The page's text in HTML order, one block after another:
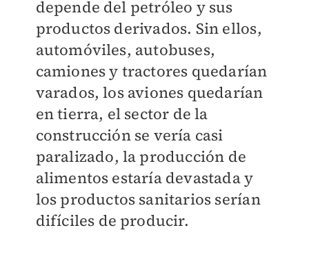
depende del petróleo y sus
productos derivados. Sin ellos,
automóviles, autobuses,
camiones y tractores quedarían
varados, los aviones quedarían
en tierra, el sector de la
construcción se vería casi
paralizado, la producción de
alimentos estaría devastada y
los productos sanitarios serían
difíciles de producir.